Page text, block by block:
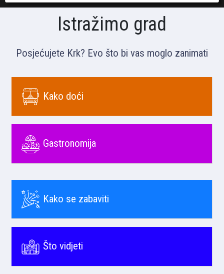
Istražimo grad
Posjećujete Krk? Evo što bi vas moglo zanimati
Kako doći
Gastronomija
Kako se zabaviti
Što vidjeti